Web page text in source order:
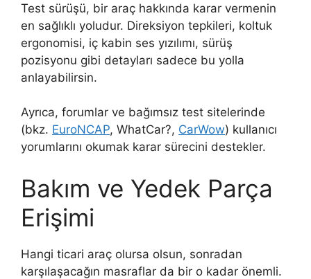
Test sürüşü, bir araç hakkında karar vermenin
en sağlıklı yoludur. Direksiyon tepkileri, koltuk
ergonomisi, iç kabin ses yızılımı, sürüş
pozisyonu gibi detayları sadece bu yolla
anlayabilirsin.
Ayrıca, forumlar ve bağımsız test sitelerinde
(bkz. EuroNCAP, WhatCar?, CarWow) kullanıcı
yorumlarını okumak karar sürecini destekler.
Bakım ve Yedek Parça
Erişimi
Hangi ticari araç olursa olsun, sonradan
karşılaşacağın masraflar da bir o kadar önemli.